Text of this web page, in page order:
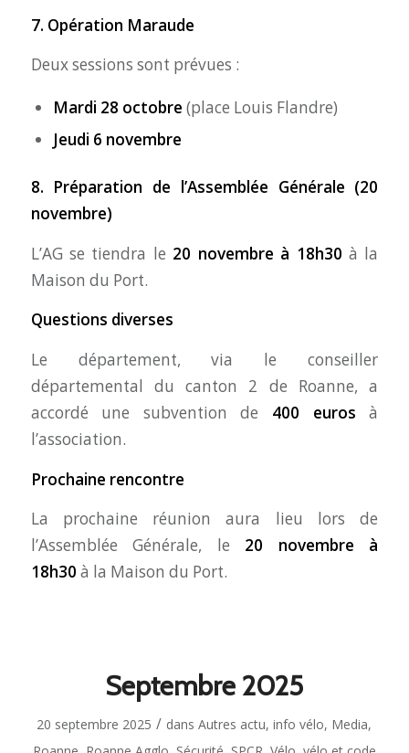
7. Opération Maraude
Deux sessions sont prévues :
Mardi 28 octobre (place Louis Flandre)
Jeudi 6 novembre
8. Préparation de l’Assemblée Générale (20
novembre)
L’AG se tiendra le 20 novembre à 18h30 à la
Maison du Port.
Questions diverses
Le département, via le conseiller
départemental du canton 2 de Roanne, a
accordé une subvention de 400 euros à
l’association.
Prochaine rencontre
La prochaine réunion aura lieu lors de
l’Assemblée Générale, le 20 novembre à
18h30 à la Maison du Port.
Septembre 2025
20 septembre 2025 / dansAutres actu,info vélo, Media,